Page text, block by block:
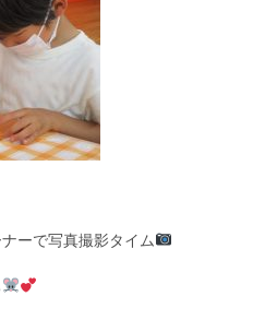
ーで写真撮影タイム